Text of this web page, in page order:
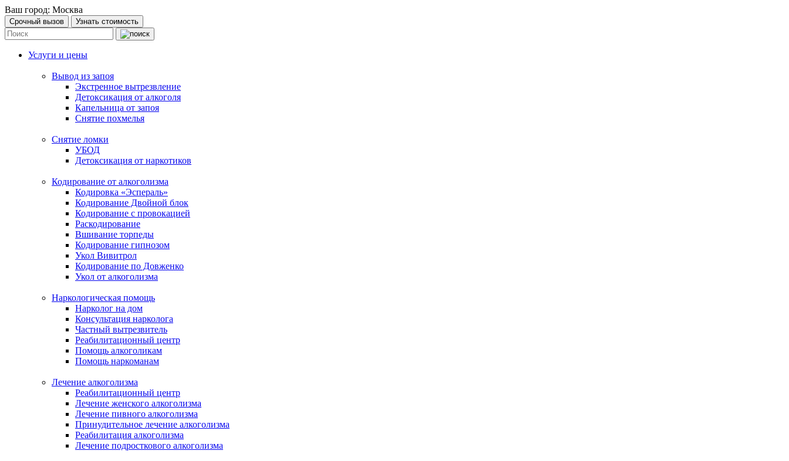
Ваш город: Москва
Срочный вызов Узнать стоимость
Услуги и цены
Вывод из запоя
Экстренное вытрезвление
Детоксикация от алкоголя
Капельница от запоя
Снятие похмелья
Снятие ломки
УБОД
Детоксикация от наркотиков
Кодирование от алкоголизма
Кодировка «Эспераль»
Кодирование Двойной блок
Кодирование с провокацией
Раскодирование
Вшивание торпеды
Кодирование гипнозом
Укол Вивитрол
Кодирование по Довженко
Укол от алкоголизма
Наркологическая помощь
Нарколог на дом
Консультация нарколога
Частный вытрезвитель
Реабилитационный центр
Помощь алкоголикам
Помощь наркоманам
Лечение алкоголизма
Реабилитационный центр
Лечение женского алкоголизма
Лечение пивного алкоголизма
Принудительное лечение алкоголизма
Реабилитация алкоголизма
Лечение подросткового алкоголизма